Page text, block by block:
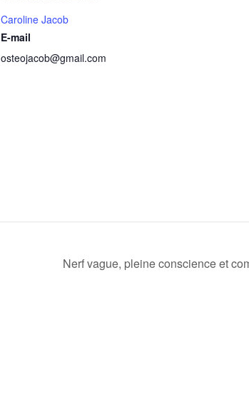
Caroline Jacob
E-mail
osteojacob@gmail.com
Nerf vague, pleine conscience et